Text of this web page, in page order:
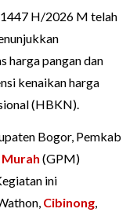
1447 H/2026 M telah
harga pangan dan
kenaikan harga
(HBKN).
Bogor, Pemkab
Murah (GPM)
ini
Cibinong,